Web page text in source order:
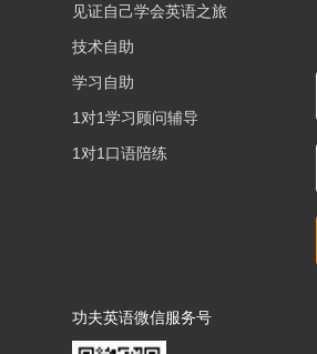
见证自己学会英语之旅
技术自助
学习自助
1对1学习顾问辅导
1对1口语陪练
功夫英语微信服务号